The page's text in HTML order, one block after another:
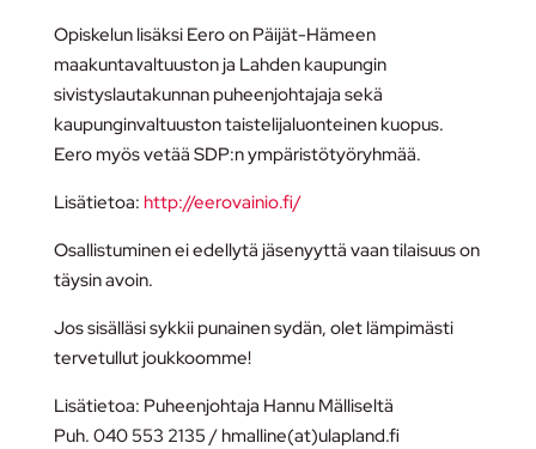
Opiskelun lisäksi Eero on Päijät-Hämeen
maakuntavaltuuston ja Lahden kaupungin
sivistyslautakunnan puheenjohtajaja sekä
kaupunginvaltuuston taistelijaluonteinen kuopus.
Eero myös vetää SDP:n ympäristötyöryhmää.
Lisätietoa: http://eerovainio.fi/
Osallistuminen ei edellytä jäsenyyttä vaan tilaisuus on
täysin avoin.
Jos sisälläsi sykkii punainen sydän, olet lämpimästi
tervetullut joukkoomme!
Lisätietoa: Puheenjohtaja Hannu Mälliseltä
Puh. 040 553 2135 / hmalline(at)ulapland.fi